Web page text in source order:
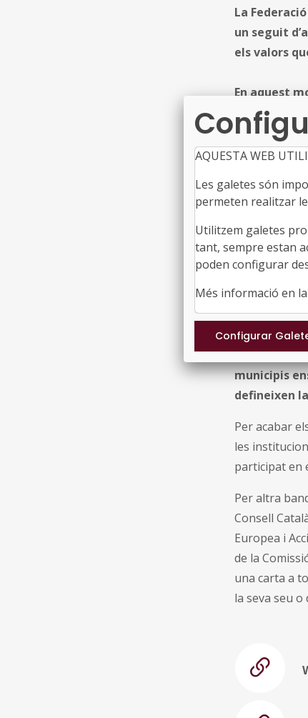
La
un seguit
els valors
En aquest
és més
clau per fer
El president
que "els
on es
socials i
A més, és
per aquest
i
ferm del
municipis
defineixen
Per acabar
les
participat en
Per altra
Consell
Europea i
de la
una carta a
la seva seu o
AQUESTA WEB
Les galetes són
permeten realitzar
Utilitzem galetes
tant, sempre estan
poden configurar
Més informació en